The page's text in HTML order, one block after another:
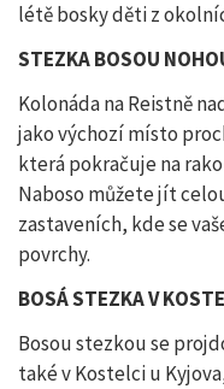
létě bosky děti z
STEZKA BOSOU
Kolonáda na Reistně
jako výchozí místo
která pokračuje na
Naboso můžete jít
zastaveních, kde se
povrchy.
BOSÁ STEZKA V
Bosou stezkou se
také v Kostelci u